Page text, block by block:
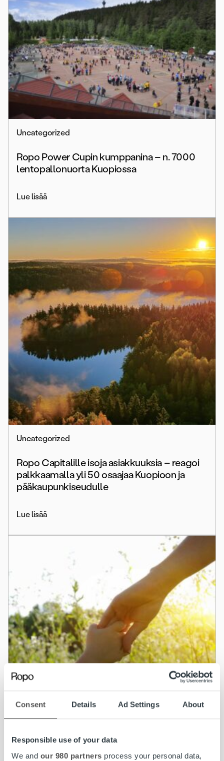
Consent Details Ad Settings About
Responsible use of your data
We and our 980 partners process your personal data,
Uncategorized
Ropo Power Cupin kumppanina – n. 7000
lentopallonuorta Kuopiossa
Lue lisää
Uncategorized
Ropo Capitalille isoja asiakkuuksia – reagoi
palkkaamalla yli 50 osaajaa Kuopioon ja
pääkaupunkiseudulle
Lue lisää
Uncategorized